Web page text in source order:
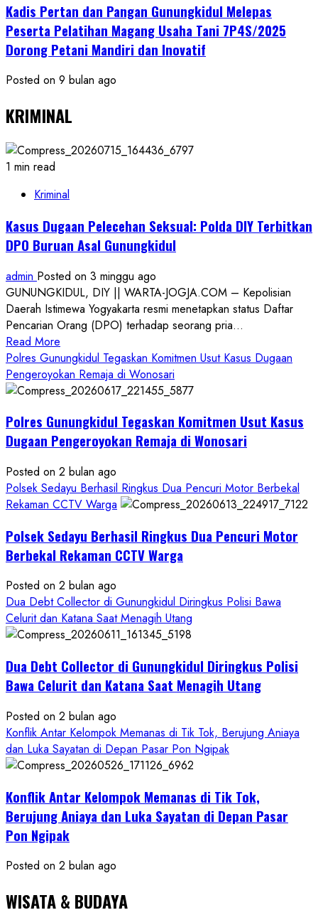
Kadis Pertan dan Pangan Gunungkidul Melepas
Peserta Pelatihan Magang Usaha Tani 7P4S/2025
Dorong Petani Mandiri dan Inovatif
Posted on 9 bulan ago
KRIMINAL
1 min read
Kriminal
Kasus Dugaan Pelecehan Seksual: Polda DIY Terbitkan
DPO Buruan Asal Gunungkidul
admin Posted on 3 minggu ago
GUNUNGKIDUL, DIY || WARTA-JOGJA.COM – Kepolisian
Daerah Istimewa Yogyakarta resmi menetapkan status Daftar
Pencarian Orang (DPO) terhadap seorang pria...
Read More
more
about
Kasus
Pelecehan
Seksual:
DIY
Terbitkan
DPO
Asal
Gunungkidul
Polres Gunungkidul Tegaskan Komitmen Usut Kasus Dugaan
Pengeroyokan Remaja di Wonosari
Polres Gunungkidul Tegaskan Komitmen Usut Kasus
Dugaan Pengeroyokan Remaja di Wonosari
Posted on 2 bulan ago
Polsek Sedayu Berhasil Ringkus Dua Pencuri Motor Berbekal
Rekaman CCTV Warga
Polsek Sedayu Berhasil Ringkus Dua Pencuri Motor
Berbekal Rekaman CCTV Warga
Posted on 2 bulan ago
Dua Debt Collector di Gunungkidul Diringkus Polisi Bawa
Celurit dan Katana Saat Menagih Utang
Dua Debt Collector di Gunungkidul Diringkus Polisi
Bawa Celurit dan Katana Saat Menagih Utang
Posted on 2 bulan ago
Konflik Antar Kelompok Memanas di Tik Tok, Berujung Aniaya
dan Luka Sayatan di Depan Pasar Pon Ngipak
Konflik Antar Kelompok Memanas di Tik Tok,
Berujung Aniaya dan Luka Sayatan di Depan Pasar
Pon Ngipak
Posted on 2 bulan ago
WISATA & BUDAYA